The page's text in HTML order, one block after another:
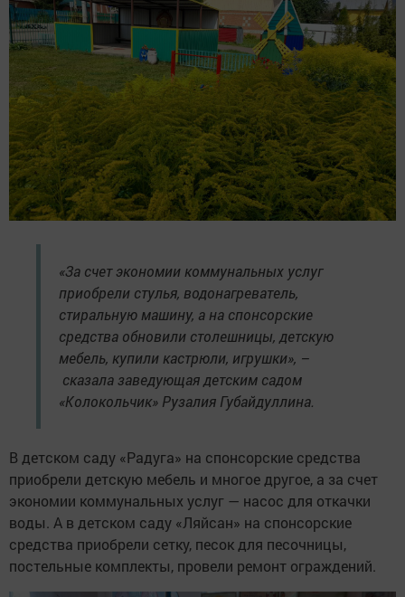
«За счет экономии коммунальных услуг
приобрели стулья, водонагреватель,
стиральную машину, а на спонсорские
средства обновили столешницы, детскую
мебель, купили кастрюли, игрушки», –
сказала заведующая детским садом
«Колокольчик» Рузалия Губайдуллина.
В детском саду «Радуга» на спонсорские средства
приобрели детскую мебель и многое другое, а за счет
экономии коммунальных услуг — насос для откачки
воды. А в детском саду «Ляйсан» на спонсорские
средства приобрели сетку, песок для песочницы,
постельные комплекты, провели ремонт ограждений.